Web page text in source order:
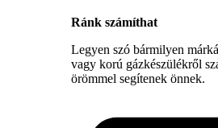
Ránk számíthat
Legyen szó bármilyen
vagy korú gázkészülékről
örömmel segítenek önnek.